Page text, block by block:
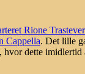
Rione
Cappella. Det lille
hvor dette